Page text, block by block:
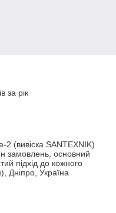
за рік
2 (вивіска SANTEXNIK)
замовлень, основний
підхід до кожного
Дніпро, Україна